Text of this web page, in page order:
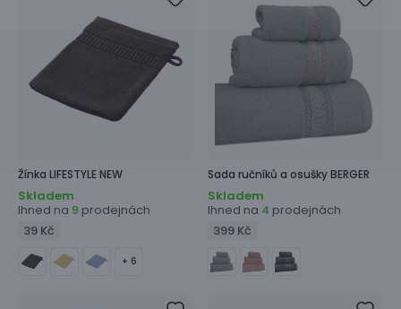
Žínka LIFESTYLE NEW
Skladem
Ihned na 9 prodejnách
39 Kč
+ 6
Sada ručníků a osuškyBERGER
Skladem
Ihned na 4 prodejnách
399 Kč